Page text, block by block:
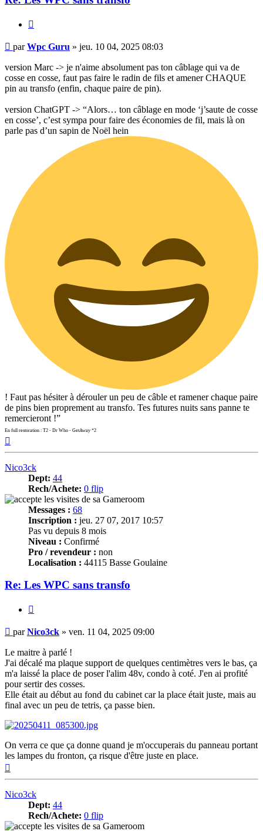
Message
parWpc Guru » jeu. 10 04, 2025 08:03
version Marc -> je n'aime absolument pas ton câblage qui va de
cosse en cosse, faut pas faire le radin de fils et amener CHAQUE
pin au transfo (enfin, chaque paire de pin).
version ChatGPT -> “Alors… ton câblage en mode ‘j’saute de cosse
en cosse’, c’est sympa pour faire des économies de fil, mais là on
parle pas d’un sapin de Noël hein
! Faut pas hésiter à dérouler un peu de câble et ramener chaque paire
de pins bien proprement au transfo. Tes futures nuits sans panne te
remercieront !”
En full restoration : T2 - Dr Who - GetAway *2
Nico3ck
Dept: 44
Rech/Achete: 0 flip
Messages : 68
Inscription : jeu. 27 07, 2017 10:57
Pas vu depuis 8 mois
Niveau : Confirmé
Pro / revendeur : non
Localisation : 44115 Basse Goulaine
Re: Les WPC sans transfo
Message
parNico3ck » ven. 11 04, 2025 09:00
Le maitre à parlé !
J'ai décalé ma plaque support de quelques centimètres vers le bas, ça
m'a laissé la place de poser l'alim 48v, condo à coté. J'en ai profité
pour sertir des cosses.
Elle était au début au fond du cabinet car la place était juste, mais au
final avec un peu de tetris, ça passe bien.
On verra ce que ça donne quand je m'occuperais du panneau portant
les lampes du fronton, ça risque d'être juste en place.
Nico3ck
Dept: 44
Rech/Achete: 0 flip